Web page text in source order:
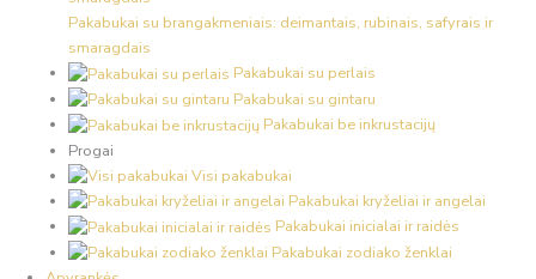
Pakabukai su brangakmeniais: deimantais, rubinais, safyrais ir
smaragdais
Pakabukai su perlais
Pakabukai su gintaru
Pakabukai be inkrustacijų
Progai
Visi pakabukai
Pakabukai kryželiai ir angelai
Pakabukai inicialai ir raidės
Pakabukai zodiako ženklai